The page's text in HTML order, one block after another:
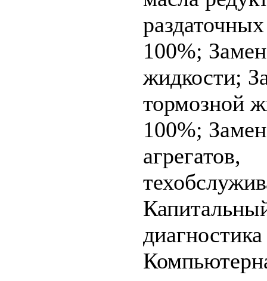
100%;
жидкости;
тормозной
100%;
агрегатов,